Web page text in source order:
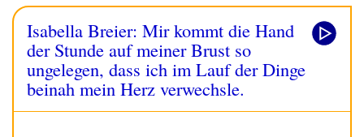
Kommt
Die
Hand
Stunde
Auf
Meiner
Isabella Breier: Mir kommt die Hand
der Stunde auf meiner Brust so
ungelegen, dass ich im Lauf der Dinge
beinah mein Herz verwechsle.